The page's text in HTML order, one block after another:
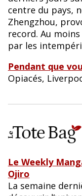
centre du pays,
Zhengzhou,
record. Au
par les
Pendant que
Opiacés,
Le Weekly
Ojiro
La semaine